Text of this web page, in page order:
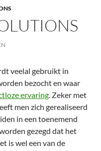
veelal gebruikt in
bezocht en waar
ervaring. Zeker met
men zich gerealiseerd
in een toenemend
gezegd dat het
is wel een van de